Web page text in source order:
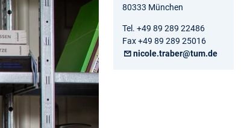
80333 München
Tel. +49 89 289 22486
Fax +49 89 289 25016
nicole.traber@tum.de